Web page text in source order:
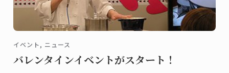
イベント, ニュース
バレンタインイベントがスタート！